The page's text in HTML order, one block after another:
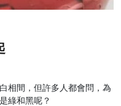
相間，但許多人都會問，為
綠和黑呢？